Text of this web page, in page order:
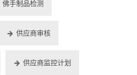
佛手制品检测
供应商审核
供应商监控计划